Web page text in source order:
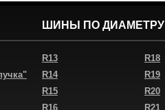
ШИНЫ ПО ДИАМЕТРУ
R13
R14
R15
R16
R18
R19
R20
R21